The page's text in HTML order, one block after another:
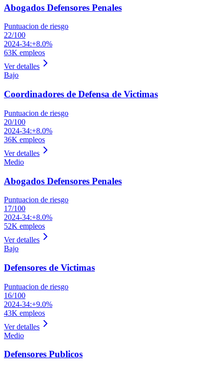
Abogados Defensores Penales
Puntuacion de riesgo
22/100
2024-34:+8.0%
63K empleos
Ver detalles
Bajo
Coordinadores de Defensa de Victimas
Puntuacion de riesgo
20/100
2024-34:+8.0%
36K empleos
Ver detalles
Medio
Abogados Defensores Penales
Puntuacion de riesgo
17/100
2024-34:+8.0%
52K empleos
Ver detalles
Bajo
Defensores de Victimas
Puntuacion de riesgo
16/100
2024-34:+9.0%
43K empleos
Ver detalles
Medio
Defensores Publicos